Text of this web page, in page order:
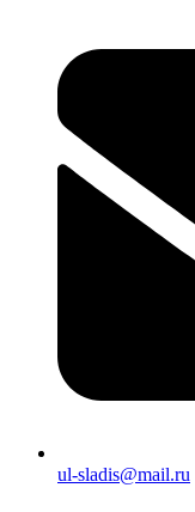
ul-sladis@mail.ru